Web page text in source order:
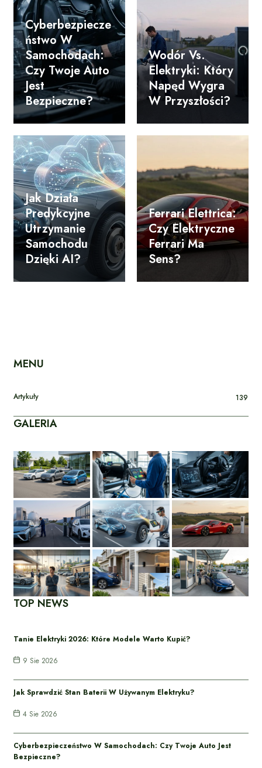
Cyberbezpiecze
Ństwo W
Samochodach:
Czy Twoje Auto
Jest
Bezpieczne?
Wodór Vs.
Elektryki: Który
Napęd Wygra
W Przyszłości?
Jak Działa
Predykcyjne
Utrzymanie
Samochodu
Dzięki AI?
Ferrari Elettrica:
Czy Elektryczne
Ferrari Ma
Sens?
MENU
Artykuły 139
GALERIA
TOP NEWS
Tanie Elektryki 2026: Które Modele Warto Kupić?
9 Sie 2026
Jak Sprawdzić Stan Baterii W Używanym Elektryku?
4 Sie 2026
Cyberbezpieczeństwo W Samochodach: Czy Twoje Auto Jest
Bezpieczne?